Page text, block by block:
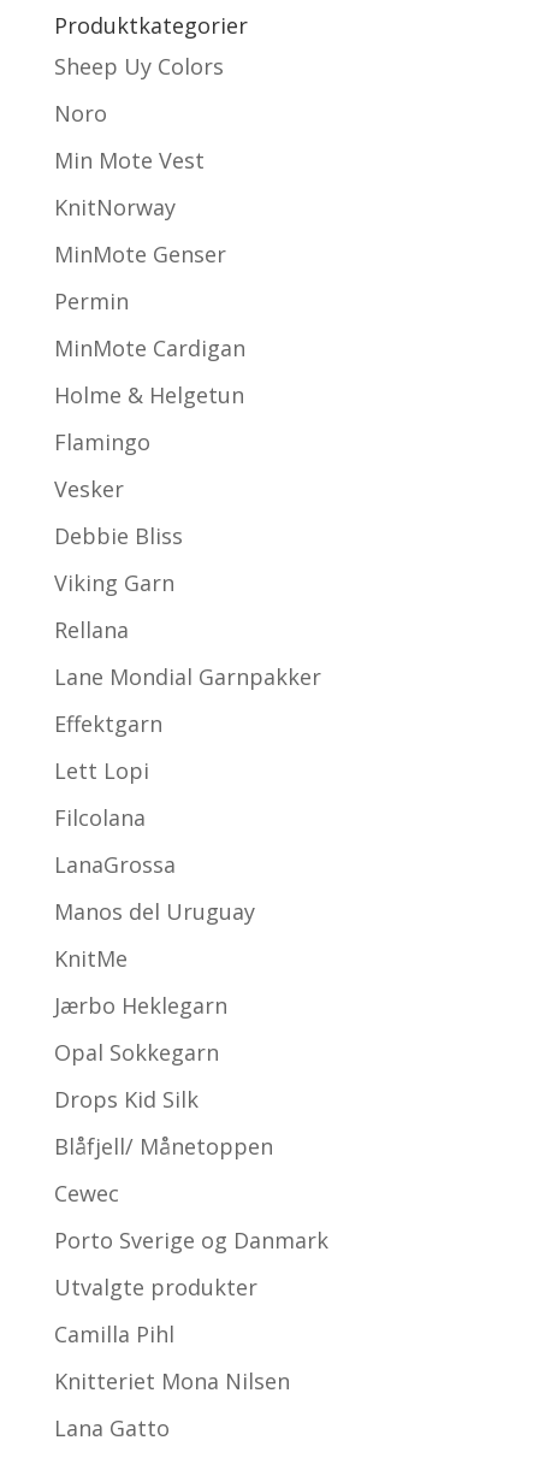
Produktkategorier
Sheep Uy Colors
Noro
Min Mote Vest
KnitNorway
MinMote Genser
Permin
MinMote Cardigan
Holme & Helgetun
Flamingo
Vesker
Debbie Bliss
Viking Garn
Rellana
Lane Mondial Garnpakker
Effektgarn
Lett Lopi
Filcolana
LanaGrossa
Manos del Uruguay
KnitMe
Jærbo Heklegarn
Opal Sokkegarn
Drops Kid Silk
Blåfjell/ Månetoppen
Cewec
Porto Sverige og Danmark
Utvalgte produkter
Camilla Pihl
Knitteriet Mona Nilsen
Lana Gatto